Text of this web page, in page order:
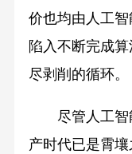
价也均由人工
陷入不断完成
尽剥削的循环。
尽管人工智
产时代已是霄